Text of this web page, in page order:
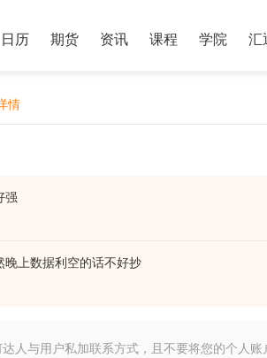
日历 期货 资讯 课程 学院 汇
情
强
上数据利空的话不好抄
人与用户私加联系方式，且不要将您的个人